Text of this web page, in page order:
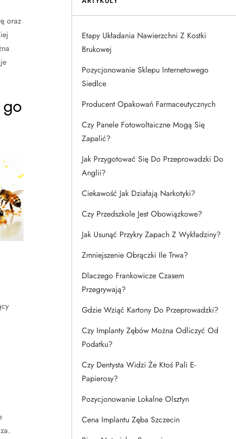
oraz
Etapy Układania Nawierzchni Z Kostki
Brukowej
Pozycjonowanie Sklepu Internetowego
Siedlce
Producent Opakowań Farmaceutycznych
Czy Panele Fotowoltaiczne Mogą Się
Zapalić?
Jak Przygotować Się Do Przeprowadzki Do
Anglii?
Ciekawość Jak Działają Narkotyki?
Czy Przedszkole Jest Obowiązkowe?
Jak Usunąć Przykry Zapach Z Wykładziny?
Zmniejszenie Obrączki Ile Trwa?
Dlaczego Frankowicze Czasem
Przegrywają?
Gdzie Wziąć Kartony Do Przeprowadzki?
Czy Implanty Zębów Można Odliczyć Od
Podatku?
Czy Dentysta Widzi Że Ktoś Pali E-
Papierosy?
Pozycjonowanie Lokalne Olsztyn
Cena Implantu Zęba Szczecin